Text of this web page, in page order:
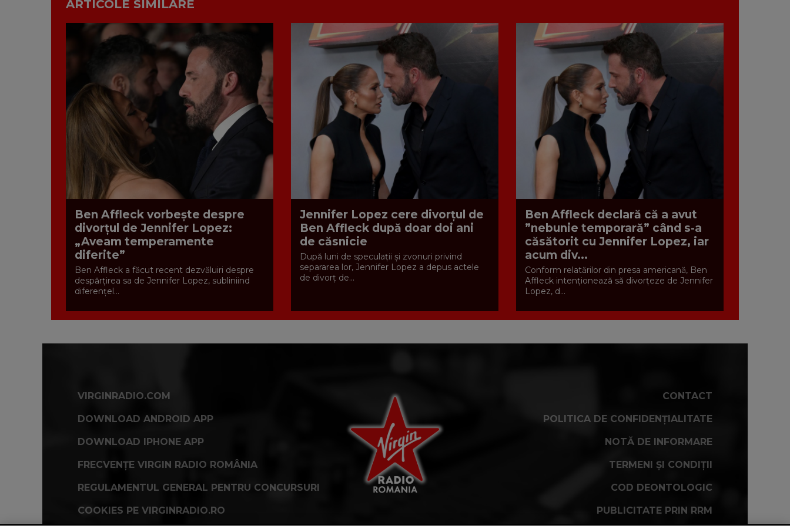
ARTICOLE SIMILARE
Ben Affleck vorbește despre
divorțul de Jennifer Lopez:
„Aveam temperamente
diferite”
Ben Affleck a făcut recent dezvăluiri despre
despărțirea sa de Jennifer Lopez, subliniind
diferențel...
Jennifer Lopez cere divorțul de
Ben Affleck după doar doi ani
de căsnicie
După luni de speculații și zvonuri privind
separarea lor, Jennifer Lopez a depus actele
de divorț de...
Ben Affleck declară că a avut
”nebunie temporară” când s-a
căsătorit cu Jennifer Lopez, iar
acum div...
Conform relatărilor din presa americană, Ben
Affleck intenționează să divorțeze de Jennifer
Lopez, d...
VIRGINRADIO.COM
DOWNLOAD ANDROID APP
DOWNLOAD IPHONE APP
FRECVENȚE VIRGIN RADIO ROMÂNIA
REGULAMENTUL GENERAL PENTRU CONCURSURI
COOKIES PE VIRGINRADIO.RO
CONTACT
POLITICA DE CONFIDENȚIALITATE
NOTĂ DE INFORMARE
TERMENI ȘI CONDIȚII
COD DEONTOLOGIC
PUBLICITATE PRIN RRM